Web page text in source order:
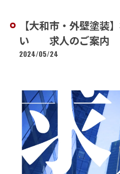
【大和市・外壁塗装
い 求人のご案内
2024/05/24